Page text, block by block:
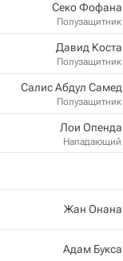
Секо Фофана
Полузащитник
Давид Коста
Полузащитник
Салис Абдул Самед
Полузащитник
Лои Опенда
Нападающий
Жан Онана
Адам Букса